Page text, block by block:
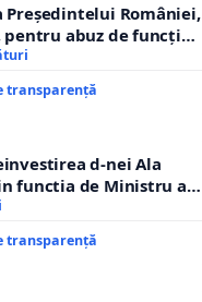
Președintelui României,
pentru abuz de funcție
statului
transparență
d-nei Ala
functia de Ministru al
transparență